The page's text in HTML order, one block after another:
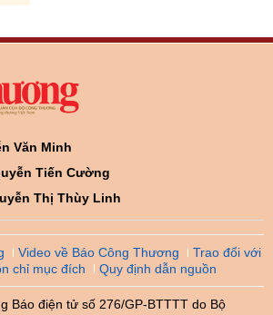
Văn Minh
Tiến Cường
Thị Thùy Linh
Video về Báo Công Thương
Trao đổi với
chỉ mục đích Quy định dẫn nguồn
Báo điện tử số 276/GP-BTTTT do Bộ